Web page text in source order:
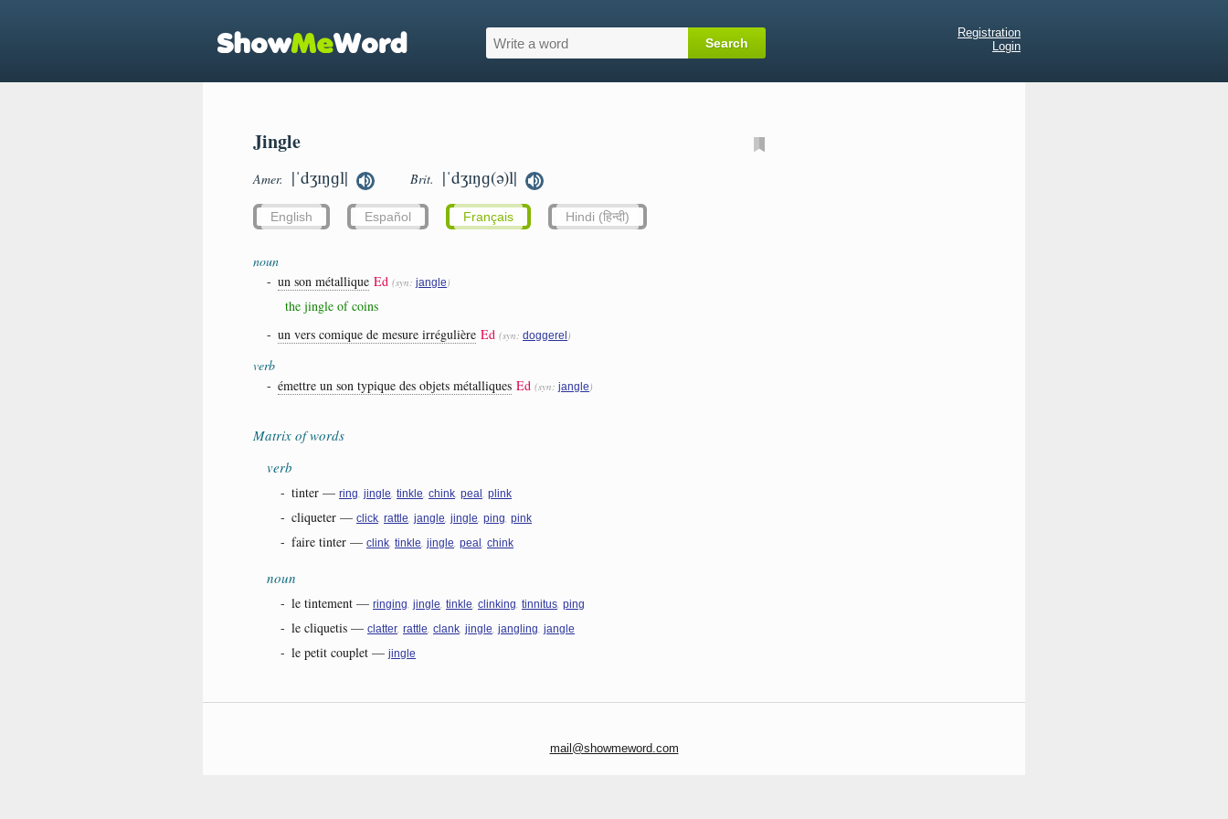
Registration
Login
Jingle
Amer. |ˈdʒɪŋɡl| Brit. |ˈdʒɪŋɡ(ə)l|
English Español Français Hindi (हिन्दी)
noun
- un son métallique Ed (syn: jangle)
the jingle of coins
- un vers comique de mesure irrégulière Ed (syn: doggerel )
verb
- émettre un son typique des objets métalliques Ed (syn: jangle)
Matrix of words
verb
- tinter — ring, jingle, tinkle, chink, peal , plink
- cliqueter — click, rattle, jangle, jingle, ping, pink
- faire tinter — clink, tinkle, jingle, peal , chink
noun
- le tintement — ringing, jingle, tinkle, clinking, tinnitus, ping
- le cliquetis — clatter, rattle, clank, jingle, jangling, jangle
- le petit couplet — jingle
mail@showmeword.com